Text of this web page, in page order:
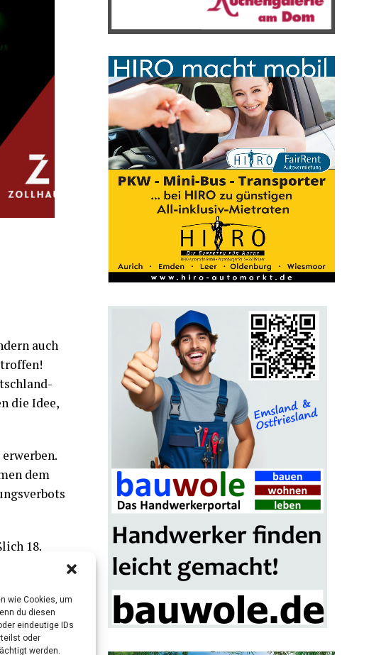
wie Cookies, um
du diesen
eindeutige IDs
oder
werden.
auch
die Idee,
dem
18.
ob
eines